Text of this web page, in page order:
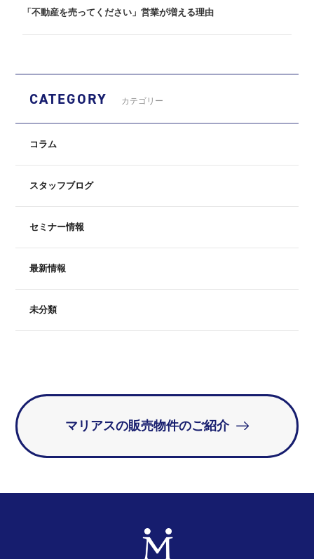
「不動産を売ってください」営業が増える理由
CATEGORY カテゴリー
コラム
スタッフブログ
セミナー情報
最新情報
未分類
マリアスの販売物件のご紹介